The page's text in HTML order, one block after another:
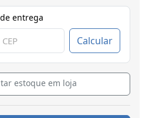
entrega
Calcular
estoque em loja